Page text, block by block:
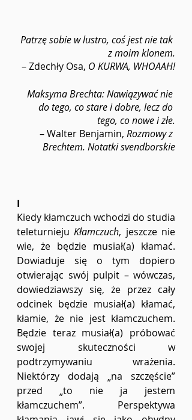
Patrzę sobie w lustro, coś jest nie tak
z moim klonem.
– Zdechły Osa, O KURWA, WHOAAH!
Maksyma Brechta: Nawiązywać nie
do tego, co stare i dobre, lecz do
tego, co nowe i złe.
– Walter Benjamin, Rozmowy z
Brechtem. Notatki svendborskie
I
Kiedy kłamczuch wchodzi do studia
teleturnieju Kłamczuch, jeszcze nie
wie, że będzie musiał(a) kłamać.
Dowiaduje się o tym dopiero
otwierając swój pulpit – wówczas,
dowiedziawszy się, że przez cały
odcinek będzie musiał(a) kłamać,
kłamie, że nie jest kłamczuchem.
Będzie teraz musiał(a) próbować
swojej skuteczności w
podtrzymywaniu wrażenia.
Niektórzy dodają „na szczęście”
przed „to nie ja jestem
kłamczuchem”. Perspektywa